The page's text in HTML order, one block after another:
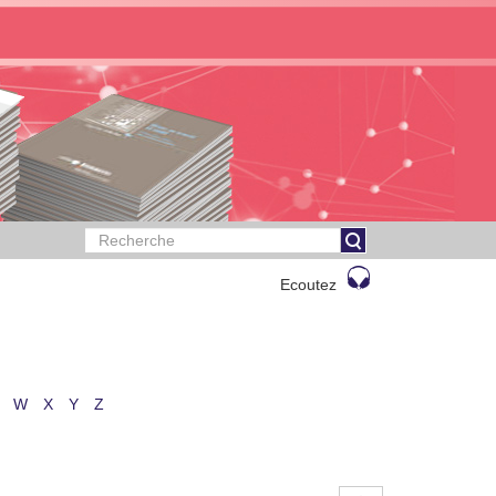
Ecoutez
W X Y Z